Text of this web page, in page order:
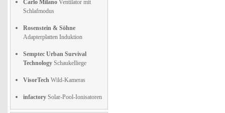
Carlo Milano Ventilator mit
Schlafmodus
Rosenstein & Söhne
Adapterplatten Induktion
Semptec Urban Survival
Technology Schaukelliege
VisorTech Wild-Kameras
infactory Solar-Pool-Ionisatoren